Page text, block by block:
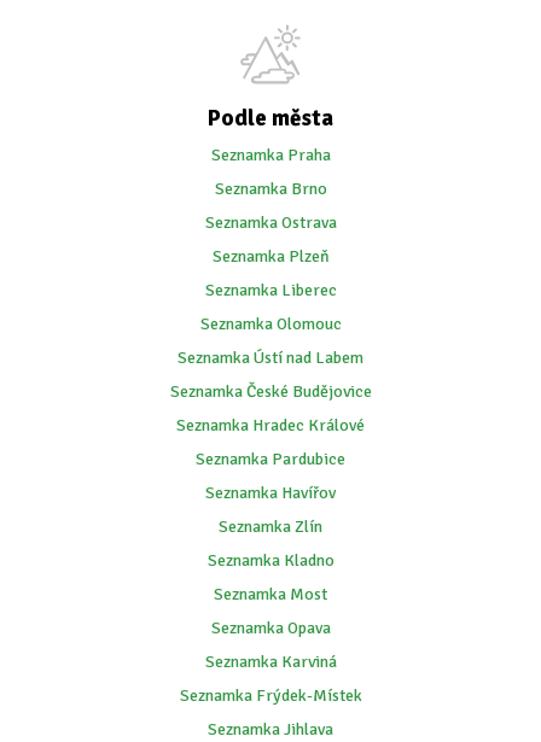
Podle města
Seznamka Praha
Seznamka Brno
Seznamka Ostrava
Seznamka Plzeň
Seznamka Liberec
Seznamka Olomouc
Seznamka Ústí nad Labem
Seznamka České Budějovice
Seznamka Hradec Králové
Seznamka Pardubice
Seznamka Havířov
Seznamka Zlín
Seznamka Kladno
Seznamka Most
Seznamka Opava
Seznamka Karviná
Seznamka Frýdek-Místek
Seznamka Jihlava